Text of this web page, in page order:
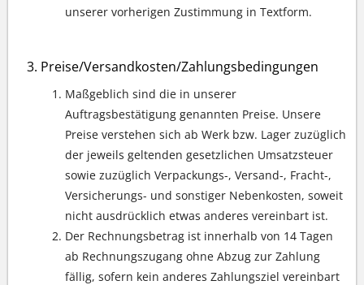
unserer vorherigen Zustimmung in Textform.
Preise/Versandkosten/Zahlungsbedingungen
Maßgeblich sind die in unserer
Auftragsbestätigung genannten Preise. Unsere
Preise verstehen sich ab Werk bzw. Lager zuzüglich
der jeweils geltenden gesetzlichen Umsatzsteuer
sowie zuzüglich Verpackungs-, Versand-, Fracht-,
Versicherungs- und sonstiger Nebenkosten, soweit
nicht ausdrücklich etwas anderes vereinbart ist.
Der Rechnungsbetrag ist innerhalb von 14 Tagen
ab Rechnungszugang ohne Abzug zur Zahlung
fällig, sofern kein anderes Zahlungsziel vereinbart